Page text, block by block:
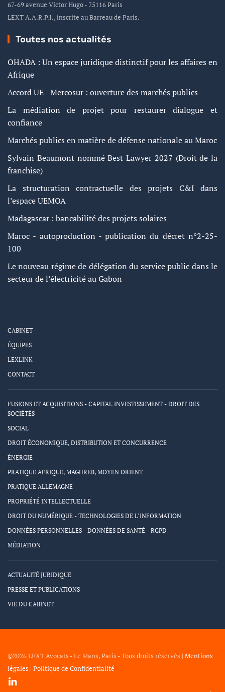
67-69 avenue Victor Hugo - 75116 Paris
LEXT A.A.R.P.I., inscrite au Barreau de Paris.
Toutes nos actualités
OHADA : Un espace juridique distinctif pour les affaires en
Afrique
Accord UE - Mercosur : ouverture des marchés publics
La médiation de projet pour restaurer dialogue et
confiance
Marchés publics en matière de défense nationale au Maroc
Sylvain Beaumont nommé Best Lawyer 2027 (Droit de la
franchise)
La structuration contractuelle des projets C&I dans
l’espace UEMOA
Madagascar : bancabilité des projets solaires
Maroc - autoproduction - publication du décret n°2-25-
100
Le nouveau régime de délégation du service public dans le
secteur de l’électricité au Gabon
CABINET
ÉQUIPES
LEXLINK
CONTACT
FUSIONS ET ACQUISITIONS - CAPITAL INVESTISSEMENT - DROIT DES
SOCIÉTÉS
SOCIAL
DROIT ÉCONOMIQUE, DISTRIBUTION ET CONCURRENCE
ÉNERGIE
PRATIQUE AFRIQUE, MAGHREB, MOYEN ORIENT
PRATIQUE ALLEMAGNE
PROPRIÉTÉ INTELLECTUELLE
DROIT DU NUMÉRIQUE - TECHNOLOGIES DE L’INFORMATION
DONNÉES PERSONNELLES - DONNÉES DE SANTÉ - RGPD
MÉDIATION
ACTUALITÉ JURIDIQUE
PRESSE ET PUBLICATIONS
VIE DU CABINET
©2026 LEXT Avocats - Le Mans, Paris - Tous droits réservés | Mentions
légales | Politique de Confidentialité